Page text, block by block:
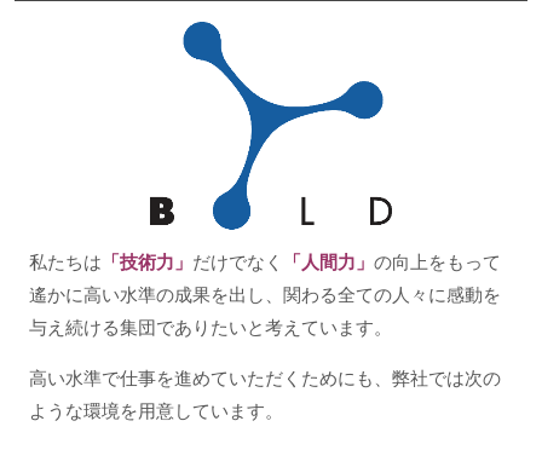
私たちは 「技術力」 だけでなく 「人間力」 の向上をもって
遙かに高い水準の成果を出し、関わる全ての人々に感動を
与え続ける集団でありたいと考えています。
高い水準で仕事を進めていただくためにも、弊社では次の
ような環境を用意しています。